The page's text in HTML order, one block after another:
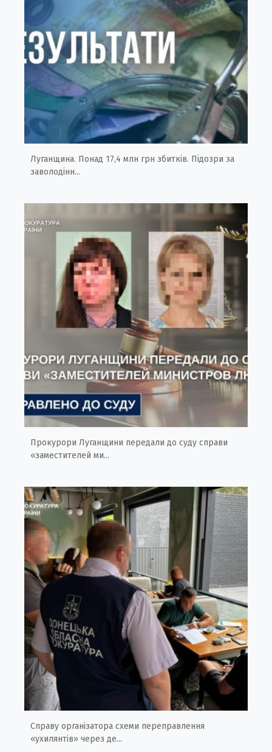
Луганщина. Понад 17,4 млн грн збитків. Підозри за
заволодінн...
Прокурори Луганщини передали до суду справи
«заместителей ми...
Справу організатора схеми переправлення
«ухилянтів» через де...